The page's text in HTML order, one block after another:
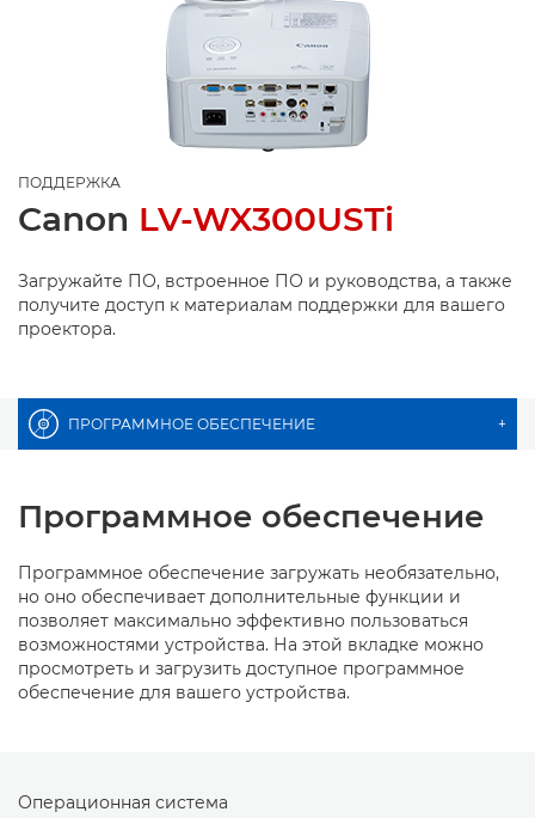
ПОДДЕРЖКА
Canon LV-WX300USTi
Загружайте ПО, встроенное ПО и руководства, а также
получите доступ к материалам поддержки для вашего
проектора.
ПРОГРАММНОЕ ОБЕСПЕЧЕНИЕ +
Программное обеспечение
Программное обеспечение загружать необязательно,
но оно обеспечивает дополнительные функции и
позволяет максимально эффективно пользоваться
возможностями устройства. На этой вкладке можно
просмотреть и загрузить доступное программное
обеспечение для вашего устройства.
Операционная система